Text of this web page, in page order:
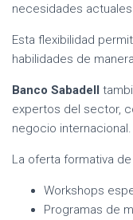
necesidades
Esta flexibilidad
habilidades de
Banco Sabadell
expertos del sector,
negocio internacional.
La oferta formativa
Workshops
Programas de